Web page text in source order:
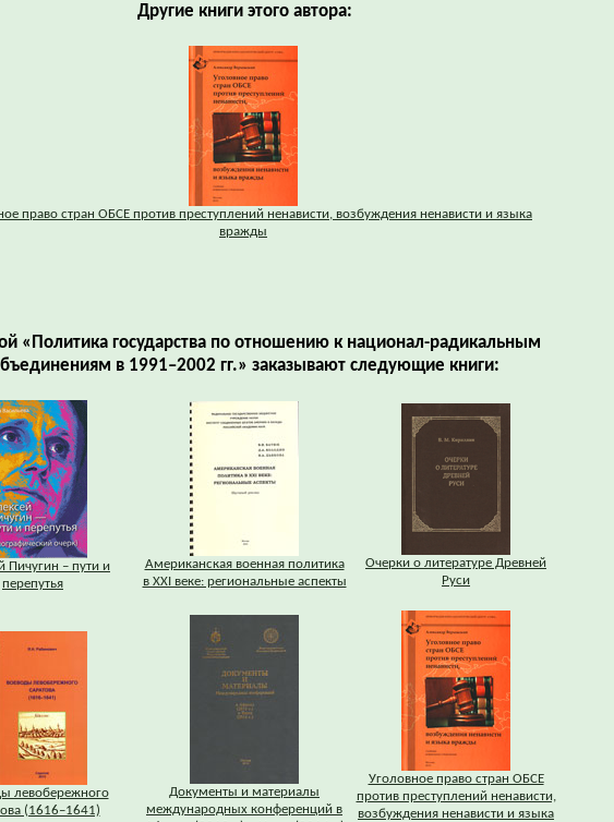
Другие книги этого автора:
право стран ОБСЕ против преступлений ненависти, возбуждения ненависти и языка
вражды
«Политика государства по отношению к национал-радикальным
в 1991–2002 гг.» заказывают следующие книги:
Пичугин – пути и
перепутья
Американская военная политика
в XXI веке: региональные аспекты
Очерки о литературе Древней
Руси
левобережного
(1616–1641)
Документы и материалы
международных конференций в
Уголовное право стран ОБСЕ
против преступлений ненависти,
возбуждения ненависти и языка